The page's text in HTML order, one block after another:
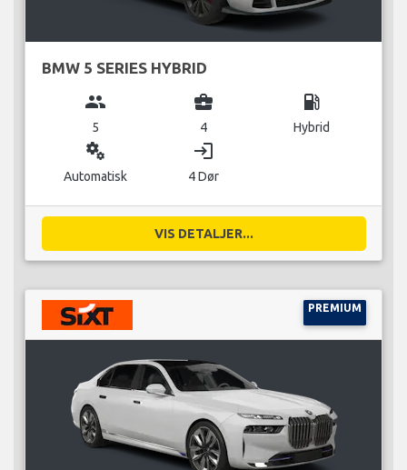
BMW 5 SERIES HYBRID
group
5
business_center
4
local_gas_station
Hybrid
miscellaneous_services
Automatisk
login
4 Dør
VIS DETALJER...
PREMIUM